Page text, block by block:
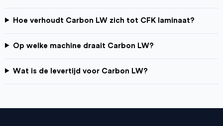
Hoe verhoudt Carbon LW zich tot CFK laminaat?
Op welke machine draait Carbon LW?
Wat is de levertijd voor Carbon LW?